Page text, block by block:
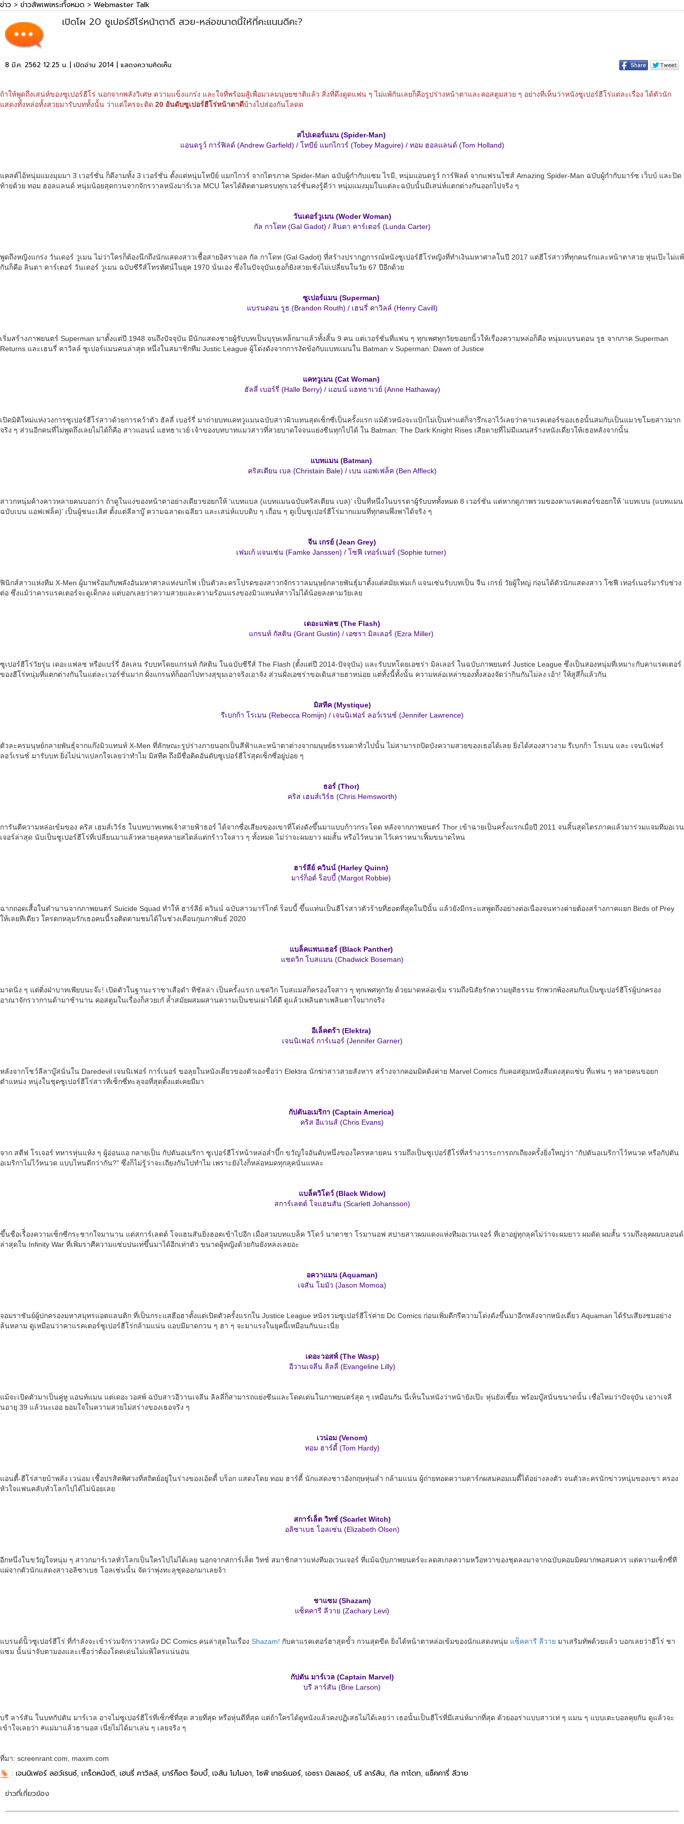
ข่าว > ข่าวสัพเพเหระทั้งหมด > Webmaster Talk
เปิดโผ 20 ซูเปอร์ฮีโร่หน้าตาดี สวย-หล่อขนาดนี้ให้กี่คะแนนดีคะ?
8 มี.ค. 2562 12:25 น. | เปิดอ่าน 2014 | แสดงความคิดเห็น
ถ้าให้พูดถึงเสน่ห์ของซูเปอร์ฮีโร่ นอกจากพลังวิเศษ ความแข็งแกร่ง และใจที่พร้อมสู้เพื่อมวลมนุษยชาติแล้ว สิ่งที่ดึงดูดแฟน ๆ ไม่แพ้กันเลยก็คือรูปร่างหน้าตาและคอสตูมสวย ๆ อย่างที่เห็นว่าหนังซูเปอร์ฮีโร่แต่ละเรื่อง ได้ตัวนัก
แสดงทั้งหล่อทั้งสวยมารับบททั้งนั้น ว่าแต่ใครจะติด 20 อันดับซูเปอร์ฮีโร่หน้าตาดีบ้างไปส่องกันโลดด
สไปเดอร์แมน (Spider-Man)
แอนดรูว์ การ์ฟิลด์ (Andrew Garfield) / โทบีย์ แมกไกวร์ (Tobey Maguire) / ทอม ฮอลแลนด์ (Tom Holland)
แคสต์ไอ้หนุ่มแมงมุมมา 3 เวอร์ชั่น ก็ดีงามทั้ง 3 เวอร์ชั่น ตั้งแต่หนุ่มโทบีย์ แมกไกวร์ จากไตรภาค Spider-Man ฉบับผู้กำกับแซม ไรมี, หนุ่มแอนดรูว์ การ์ฟิลด์ จากแฟรนไชส์ Amazing Spider-Man ฉบับผู้กำกับมาร์ซ เว็บบ์ และปิด
ท้ายด้วย ทอม ฮอลแลนด์ หนุ่มน้อยสุดกวนจากจักรวาลหนังมาร์เวล MCU ใครได้ติดตามครบทุกเวอร์ชั่นคงรู้ดีว่า หนุ่มแมงมุมในแต่ละฉบับนั้นมีเสน่ห์แตกต่างกันออกไปจริง ๆ
วันเดอร์วูเมน (Woder Woman)
กัล กาโดท (Gal Gadot) / ลินดา คาร์เตอร์ (Lunda Carter)
พูดถึงหญิงแกร่ง วันเดอร์ วูเมน ไม่ว่าใครก็ต้องนึกถึงนักแสดงสาวเชื้อสายอิสราเอล กัล กาโดท (Gal Gadot) ที่สร้างปรากฏการณ์หนังซูเปอร์ฮีโร่หญิงที่ทำเงินมหาศาลในปี 2017 แต่ฮีโร่สาวที่ทุกคนรักและหน้าตาสวย หุ่นเป๊ะไม่แพ้
กันก็คือ ลินดา คาร์เตอร์ วันเดอร์ วูเมน ฉบับซีรีส์โทรทัศน์ในยุค 1970 นั่นเอง ซึ่งในปัจจุบันเธอก็ยังสวยเช้งไม่เปลี่ยนในวัย 67 ปีอีกด้วย
ซูเปอร์แมน (Superman)
แบรนดอน รูธ (Brandon Routh) / เฮนรี่ คาวิลล์ (Henry Cavill)
เริ่มสร้างภาพยนตร์ Superman มาตั้งแต่ปี 1948 จนถึงปัจจุบัน มีนักแสดงชายผู้รับบทเป็นบุรุษเหล็กมาแล้วทั้งสิ้น 9 คน แต่เวอร์ชั่นที่แฟน ๆ ทุกเพศทุกวัยขอยกนิ้วให้เรื่องความหล่อก็คือ หนุ่มแบรนดอน รูธ จากภาค Superman
Returns และเฮนรี่ คาวิลล์ ซูเปอร์แมนคนล่าสุด หนึ่งในสมาชิกทีม Justic League ผู้โด่งดังจากการงัดข้อกับแบทแมนใน Batman v Superman: Dawn of Justice
แคทวูเมน (Cat Woman)
ฮัลลี่ เบอร์รี่ (Halle Berry) / แอนน์ แฮทธาเวย์ (Anne Hathaway)
เปิดมิติใหม่แห่งวงการซูเปอร์ฮีโร่สาวด้วยการคว้าตัว ฮัลลี่ เบอร์รี่ มาถ่ายบทแคทวูแมนฉบับสาวผิวแทนสุดเซ็กซี่เป็นครั้งแรก แม้ตัวหนังจะแป้กไม่เป็นท่าแต่ก็จารึกเอาไว้เลยว่าคาแรคเตอร์ของเธอนั้นสมกับเป็นแมวขโมยสาวมาก
จริง ๆ ส่วนอีกคนที่ไม่พูดถึงเลยไม่ได้ก็คือ สาวแอนน์ แฮทธาเวย์ เจ้าของบทบาทแมวสาวที่สวยบาดใจจนแย่งซีนทุกไปได้ ใน Batman: The Dark Knight Rises เสียดายที่ไม่มีแผนสร้างหนังเดี่ยวให้เธอหลังจากนั้น
แบทแมน (Batman)
คริสเตียน เบล (Christain Bale) / เบน แอฟเฟล็ค (Ben Affleck)
สาวกหนุ่มค้างคาวหลายคนบอกว่า ถ้าดูในแง่ของหน้าตาอย่างเดียวขอยกให้ ‘แบทแบล (แบทแมนฉบับคริสเตียน เบล)’ เป็นที่หนึ่งในบรรดาผู้รับบททั้งหมด 8 เวอร์ชั่น แต่หากดูภาพรวมของคาแรคเตอร์ขอยกให้ ‘แบทเบน (แบทแมน
ฉบับเบน แอฟเฟล็ค)’ เป็นผู้ชนะเลิศ ตั้งแต่ลีลาบู๊ ความฉลาดเฉลียว และเสน่ห์แบบดิบ ๆ เถื่อน ๆ ดูเป็นซูเปอร์ฮีโร่มากแมนที่ทุกคนพึ่งพาได้จริง ๆ
จีน เกรย์ (Jean Grey)
เฟมเก้ แจนเซ่น (Famke Janssen) / โซฟี เทอร์เนอร์ (Sophie turner)
ฟินิกส์สาวแห่งทีม X-Men ผู้มาพร้อมกับพลังอันมหาศาลแห่งนกไฟ เป็นตัวละครโปรดของสาวกจักรวาลมนุษย์กลายพันธุ์มาตั้งแต่สมัยเฟมเก้ แจนเซ่นรับบทเป็น จีน เกรย์ วัยผู้ใหญ่ ก่อนได้ตัวนักแสดงสาว โซฟี เทอร์เนอร์มารับช่วง
ต่อ ซึ่งแม้ว่าคารแรคเตอร์จะดูเด็กลง แต่บอกเลยว่าความสวยและความร้อนแรงของมิวแทนท์สาวไม่ได้น้อยลงตามวัยเลย
เดอะแฟลช (The Flash)
แกรนท์ กัสติน (Grant Gustin) / เอซรา มิลเลอร์ (Ezra Miller)
ซูเปอร์ฮีโร่วัยรุ่น เดอะแฟลช หรือแบร์รี่ อัลเลน รับบทโดยแกรนท์ กัสติน ในฉบับซีรีส์ The Flash (ตั้งแต่ปี 2014-ปัจจุบัน) และรับบทโดยเอซร่า มิลเลอร์ ในฉบับภาพยนตร์ Justice League ซึ่งเป็นสองหนุ่มที่เหมาะกับคาแรคเตอร์
ของฮีโร่หนุ่มที่แตกต่างกันในแต่ละเวอร์ชั่นมาก ฝั่งแกรนท์ก็ออกไปทางสุขุมเอาจริงเอาจัง ส่วนฝั่งเอซร่าขอเดินสายฮาหน่อย แต่ทั้งนี้ทั้งนั้น ความหล่อเหล่าของทั้งสองจัดว่ากินกันไม่ลง เอ้า! ให้สูสีก็แล้วกัน
มิสทีค (Mystique)
รีเบกก้า โรเมน (Rebecca Romijn) / เจนนิเฟอร์ ลอว์เรนซ์ (Jennifer Lawrence)
ตัวละครมนุษย์กลายพันธุ์จากแก๊งมิวแทนท์ X-Men ที่ลักษณะรูปร่างภายนอกเป็นสีฟ้าและหน้าตาต่างจากมนุษย์ธรรมดาทั่วไปนั้น ไม่สามารถปิดบังความสวยของเธอได้เลย ยิ่งได้สองสาวงาม รีเบกก้า โรเมน และ เจนนิเฟอร์
ลอว์เรนซ์ มารับบท ยิ่งไม่น่าแปลกใจเลยว่าทำไม มิสทีค ถึงมีชื่อติดอันดับซูเปอร์ฮีโร่สุดเซ็กซี่อยู่บ่อย ๆ
ธอร์ (Thor)
คริส เฮมส์เวิร์ธ (Chris Hemsworth)
การันตีความหล่อเข้มของ คริส เฮมส์เวิร์ธ ในบทบาทเทพเจ้าสายฟ้าธอร์ ได้จากชื่อเสียงของเขาที่โด่งดังขึ้นมาแบบก้าวกระโดด หลังจากภาพยนตร์ Thor เข้าฉายเป็นครั้งแรกเมื่อปี 2011 จนสิ้นสุดไตรภาคแล้วมาร่วมแจมทีมอเวน
เจอร์ล่าสุด นับเป็นซูเปอร์ฮีโร่ที่เปลี่ยนมาแล้วหลายลุคหลายสไตล์แต่กร้าวใจสาว ๆ ทั้งหมด ไม่ว่าจะผมยาว ผมสั้น หรือไว้หนวด ไว้เคราหนาเฟิ้มขนาดไหน
ฮาร์ลีย์ ควินน์ (Harley Quinn)
มาร์ก็อต์ ร็อบบี้ (Margot Robbie)
ฉากถอดเสื้อในตำนานจากภาพยนตร์ Suicide Squad ทำให้ ฮาร์ลีย์ ควินน์ ฉบับสาวมาร์โกต์ ร็อบบี้ ขึ้นแท่นเป็นฮีโร่สาวตัวร้ายที่ฮอตที่สุดในปีนั้น แล้วยังมีกระแสพูดถึงอย่างต่อเนื่องจนทางค่ายต้องสร้างภาคแยก Birds of Prey
ให้เลยทีเดียว ใครตกหลุมรักเธอคนนี้รอติดตามชมได้ในช่วงเดือนกุมภาพันธ์ 2020
แบล็คแพนเธอร์ (Black Panther)
แชดวิก โบสแมน (Chadwick Boseman)
มาดนิ่ง ๆ แต่ติ่งฝ่าบาทเพียบนะจ๊ะ! เปิดตัวในฐานะราชาเสือดำ ทีชัลล่า เป็นครั้งแรก แชดวิก โบสแมสก็ครองใจสาว ๆ ทุกเพศทุกวัย ด้วยมาดหล่อเข้ม รวมถึงนิสัยรักความยุติธรรม รักพวกพ้องสมกับเป็นซูเปอร์ฮีโร่ผู้ปกครอง
อาณาจักรวากานด้ามาช้านาน คอสตูมในเรื่องก็สวยเก๋ ล้ำสมัยผสมผสานความเป็นชนเผ่าได้ดี ดูแล้วเพลินตาเพลินตาใจมากจริง
อีเล็คตร้า (Elektra)
เจนนิเฟอร์ การ์เนอร์ (Jennifer Garner)
หลังจากโชว์ลีลาบู๊สนั่นใน Daredevil เจนนิเฟอร์ การ์เนอร์ ขอลุยในหนังเดี่ยวของตัวเองชื่อว่า Elektra นักฆ่าสาวสวยสังหาร สร้างจากคอมมิคดังค่าย Marvel Comics กับคอสตูมหนังสีแดงสุดแซ่บ ที่แฟน ๆ หลายคนขอยก
ตำแหน่ง หนุ่งในชุดซูเปอร์ฮีโร่สาวที่เซ็กซี่ทะลุจอที่สุดตั้งแต่เคยมีมา
กัปตันอเมริกา (Captain America)
คริส อีแวนส์ (Chris Evans)
จาก สตีฟ โรเจอร์ ทหารหุ่นแห้ง ๆ ผู้อ่อนแอ กลายเป็น กัปตันอเมริกา ซูเปอร์ฮีโร่หน้าหล่อล่ำบึ้ก ขวัญใจอันดับหนึ่งของใครหลายคน รวมถึงเป็นซูเปอร์ฮีโร่ที่สร้างวาระการถกเถียงครั้งยิ่งใหญ่ว่า “กัปตันอเมริกาไว้หนวด หรือกัปตัน
อเมริกาไม่ไว้หนวด แบบไหนดีกว่ากัน?” ซึ่งก็ไม่รู้ว่าจะเถียงกันไปทำไม เพราะยังไงก็หล่อหมดทุกลุคนั่นแหละ
แบล็ควิโดว์ (Black Widow)
สการ์เลตต์ โจแฮนสัน (Scarlett Johansson)
ขึ้นชื่อเรืิ่องความเซ็กซี่กระชากใจมานาน แต่สการ์เลตต์ โจแฮนสันยิ่งฮอตเข้าไปอีก เมื่อสวมบทแบล็ค วิโดว์ นาตาชา โรมานอฟ สปายสาวผมแดงแห่งทีมอเวนเจอร์ ที่เอาอยู่ทุกลุคไม่ว่าจะผมยาว ผมดัด ผมสั้น รวมถึงลุคผมบลอนด์
ล่าสุดใน Infinity War ที่เพิ่มราศีความแซ่บปนเท่ขึ้นมาได้อีกเท่าตัว ขนาดผู้หญิงด้วยกันยังหลงเลยอะ
อควาแมน (Aquaman)
เจสัน โมมัว (Jason Momoa)
จอมราชันย์ผู้ปกครองมหาสมุทรแอตแลนติก ที่เป็นกระแสฮือฮาตั้งแต่เปิดตัวครั้งแรกใน Justice League หนังรวมซูเปอร์ฮีโร่ค่าย Dc Comics ก่อนเพิ่มดีกรีความโด่งดังขึ้นมาอีกหลังจากหนังเดี่ยว Aquaman ได้รับเสียงชมอย่าง
ล้นหลาม ดูเหมือนว่าคาแรคเตอร์ซูเปอร์ฮีโร่กล้ามแน่น แอบมีมาดกวน ๆ ฮา ๆ จะมาแรงในยุคนี้เหมือนกันนะเนี่ย
เดอะวอสพ์ (The Wasp)
อีวานเจลีน ลิลลี่ (Evangeline Lilly)
แม้จะเปิดตัวมาเป็นคู่หู แอนท์แมน แต่เดอะวอสพ์ ฉบับสาวอีวานเจลีน ลิลลี่ก็สามารถแย่งซีนและโดดเด่นในภาพยนตร์สุด ๆ เหมือนกัน นี่เห็นในหนังว่าหน้ายังเป๊ะ หุ่นยังเซี๊ยะ พร้อมบู๊สนั่นขนาดนั้น เชื่อไหมว่าปัจจุบัน เอวาเจลี
นอายุ 39 แล้วนะเออ ยอมใจในความสวยไม่สร่างของเธอจริง ๆ
เวน่อม (Venom)
ทอม ฮาร์ดี้ (Tom Hardy)
แอนตี้-ฮีโร่สายบ้าพลัง เวน่อม เชื้อปรสิตพิศวงที่สถิตย์อยู่ในร่างของเอ้ดดี้ บร็อก แสดงโดย ทอม ฮาร์ดี้ นักแสดงชาวอังกฤษหุ่นล่ำ กล้ามแน่น ผู้ถ่ายทอดความดาร์กผสมคอมเมดี้ได้อย่างลงตัว จนตัวละครนักข่าวหนุ่มของเขา ครอง
หัวใจแฟนคลับทั่วโลกไปได้ไม่น้อยเลย
สการ์เล็ต วิทช์ (Scarlet Witch)
อลิซาเบธ โอลเซ่น (Elizabeth Olsen)
อีกหนึ่งในขวัญใจหนุ่ม ๆ สาวกมาร์เวลทั่วโลกเป็นใครไปไม่ได้เลย นอกจากสการ์เล็ต วิทช์ สมาชิกสาวแห่งทีมอเวนเจอร์ ที่แม้ฉบับภาพยนตร์จะลดสเกลความหวือหวาของชุดลงมาจากฉบับคอมมิคมากพอสมควร แต่ความเซ็กซี่ที
แผ่จากตัวนักแสดงสาวอลิซาเบธ โอลเซ่นนั้น จัดว่าพุ่งทะลุชุดออกมาเลยจ้า
ชาแซม (Shazam)
แซ็คคารี ลีวาย (Zachary Levi)
แบรนด์นิิวซูเปอร์ฮีโร่ ที่กำลังจะเข้าร่วมจักรวาลหนัง DC Comics คนล่าสุดในเรื่อง Shazam! กับคาแรคเตอร์ฮาสุดขั้ว กวนสุดขีด ยิ่งได้หน้าตาหล่อเข้มของนักแสดงหนุ่ม แซ็คคารี ลีวาย มาเสริมทัพด้วยแล้ว บอกเลยว่าฮีโร่ ชา
แซม นั้นน่าจับตามองและเชื่อว่าต้องโดดเด่นไม่แพ้ใครแน่นอน
กัปตัน มาร์เวล (Captain Marvel)
บรี ลาร์สัน (Brie Larson)
บรี ลาร์สัน ในบทกัปตัน มาร์เวล อาจไม่ซูเปอร์ฮีโร่ที่เซ็กซี่ที่สุด สวยที่สุด หรือหุ่นดีที่สุด แต่ถ้าใครได้ดูหนังแล้วคงปฏิเสธไม่ได้เลยว่า เธอนั้นเป็นฮีโร่ที่มีเสน่ห์มากที่สุด ด้วยออร่าแบบสาวเท่ ๆ แมน ๆ แบบเตะบอลคุยกัน ดูแล้วจะ
เข้าใจเลยว่า #แม่มาแล้วธานอส เนี่ยไม่ได้มาเล่น ๆ เลยจริง ๆ
ที่มา: screenrant.com, maxim.com
: เจนนิเฟอร์ ลอว์เรนซ์, เกร็ดหนังดี, เฮนรี่ คาวิลล์, มาร์ก็อต ร็อบบี้, เจสัน โมโมอา, โซฟี เทอร์เนอร์, เอซรา มิลเลอร์, บรี ลาร์สัน, กัล กาโดท, แซ็คคารี่ ลีวาย
ข่าวที่เกี่ยวข้อง